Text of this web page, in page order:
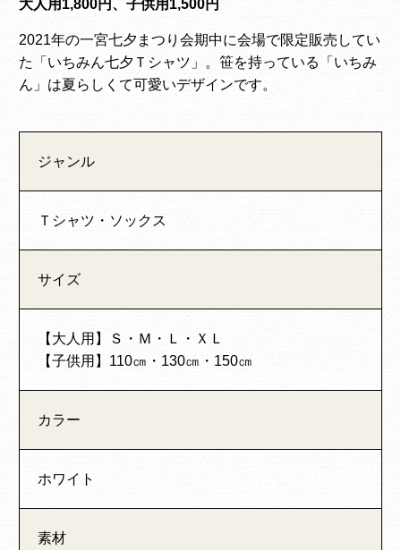
大人用1,800円、子供用1,500円
2021年の一宮七夕まつり会期中に会場で限定販売してい
た「いちみん七夕Ｔシャツ」。笹を持っている「いちみ
ん」は夏らしくて可愛いデザインです。
ジャンル
Ｔシャツ・ソックス
サイズ
【大人用】Ｓ・Ｍ・Ｌ・ＸＬ
【子供用】110㎝・130㎝・150㎝
カラー
ホワイト
素材